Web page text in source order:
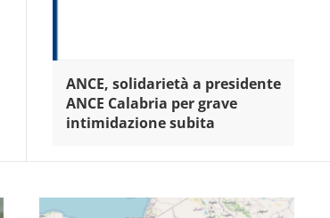
ANCE, solidarietà a presidente
ANCE Calabria per grave
intimidazione subita